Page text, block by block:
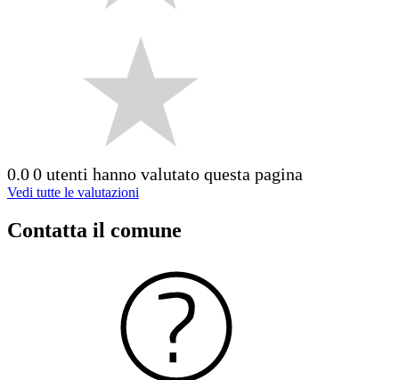
0.00 utenti hanno valutato questa pagina
Vedi tutte le valutazioni
Contatta il comune